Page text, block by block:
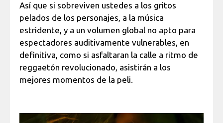
Así que si sobreviven ustedes a los gritos
pelados de los personajes, a la música
estridente, y a un volumen global no apto para
espectadores auditivamente vulnerables, en
definitiva, como si asfaltaran la calle a ritmo de
reggaetón revolucionado, asistirán a los
mejores momentos de la peli.